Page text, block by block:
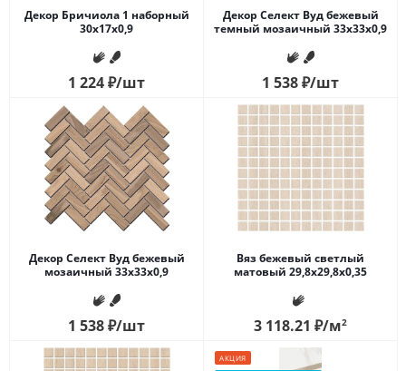
Декор Бричиола 1 наборный
30x17x0,9
1 224₽/шт
Декор Селект Вуд бежевый
темный мозаичный 33x33x0,9
1 538₽/шт
Декор Селект Вуд бежевый
мозаичный 33x33x0,9
1 538₽/шт
Вяз бежевый светлый
матовый 29,8x29,8x0,35
3 118.21 ₽/м2
АКЦИЯ